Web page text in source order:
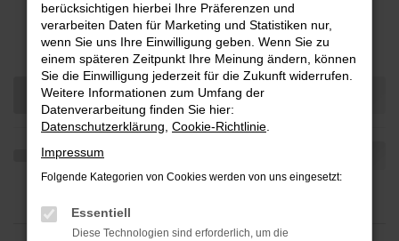
Fahrzeug-Showroom
berücksichtigen hierbei Ihre Präferenzen und
verarbeiten Daten für Marketing und Statistiken nur,
wenn Sie uns Ihre Einwilligung geben. Wenn Sie zu
einem späteren Zeitpunkt Ihre Meinung ändern, können
Sie die Einwilligung jederzeit für die Zukunft widerrufen.
Weitere Informationen zum Umfang der
Datenverarbeitung finden Sie hier:
Datenschutzerklärung Cookie-Richtlinie
Impressum
Folgende Kategorien von Cookies werden von uns eingesetzt:
Essentiell
Diese Technologien sind erforderlich, um die